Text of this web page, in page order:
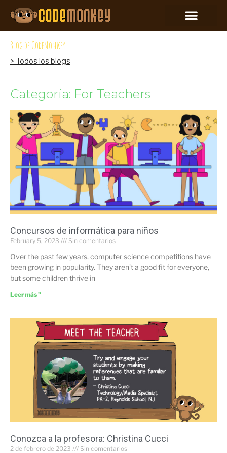
Blog de CodeMonkey
> Todos los blogs
Categoría: For Teachers
Concursos de informática para niños
February 5, 2023 Sin comentarios
Over the past few years, computer science competitions have
been growing in popularity. They aren’t a good fit for everyone,
but some children thrive in
Leer más "
Conozca a la profesora: Christina Cucci
2 de febrero de 2023 Sin comentarios